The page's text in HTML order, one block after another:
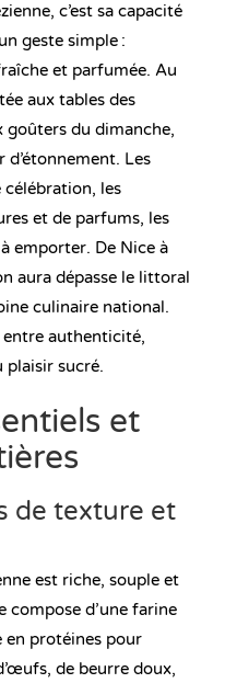
c’est sa capacité
geste simple :
et parfumée. Au
aux tables des
goûters du dimanche,
d’étonnement. Les
les
et de parfums, les
emporter. De Nice à
aura dépasse le littoral
culinaire national.
entre authenticité,
plaisir sucré.
et
de texture et
est riche, souple et
compose d’une farine
en protéines pour
de beurre doux,